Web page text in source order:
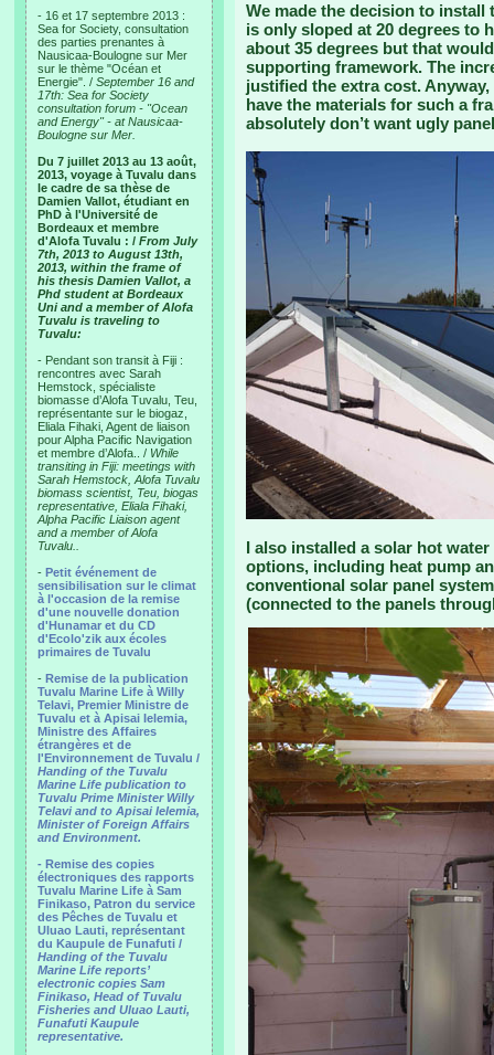
- 16 et 17 septembre 2013 :
Sea for Society, consultation
des parties prenantes à
Nausicaa-Boulogne sur Mer
sur le thème "Océan et
Energie". / September 16 and
17th: Sea for Society
consultation forum - "Ocean
and Energy" - at Nausicaa-
Boulogne sur Mer.
Du 7 juillet 2013 au 13 août,
2013, voyage à Tuvalu dans
le cadre de sa thèse de
Damien Vallot, étudiant en
PhD à l'Université de
Bordeaux et membre
d'Alofa Tuvalu : / From July
7th, 2013 to August 13th,
2013, within the frame of
his thesis Damien Vallot, a
Phd student at Bordeaux
Uni and a member of Alofa
Tuvalu is traveling to
Tuvalu:
- Pendant son transit à Fiji :
rencontres avec Sarah
Hemstock, spécialiste
biomasse d’Alofa Tuvalu, Teu,
représentante sur le biogaz,
Eliala Fihaki, Agent de liaison
pour Alpha Pacific Navigation
et membre d’Alofa.. / While
transiting in Fiji: meetings with
Sarah Hemstock, Alofa Tuvalu
biomass scientist, Teu, biogas
representative, Eliala Fihaki,
Alpha Pacific Liaison agent
and a member of Alofa
Tuvalu..
- Petit événement de
sensibilisation sur le climat
à l'occasion de la remise
d'une nouvelle donation
d'Hunamar et du CD
d'Ecolo'zik aux écoles
primaires de Tuvalu
- Remise de la publication
Tuvalu Marine Life à Willy
Telavi, Premier Ministre de
Tuvalu et à Apisai Ielemia,
Ministre des Affaires
étrangères et de
l'Environnement de Tuvalu /
Handing of the Tuvalu
Marine Life publication to
Tuvalu Prime Minister Willy
Telavi and to Apisai Ielemia,
Minister of Foreign Affairs
and Environment.
- Remise des copies
électroniques des rapports
Tuvalu Marine Life à Sam
Finikaso, Patron du service
des Pêches de Tuvalu et
Uluao Lauti, représentant
du Kaupule de Funafuti /
Handing of the Tuvalu
Marine Life reports’
electronic copies Sam
Finikaso, Head of Tuvalu
Fisheries and Uluao Lauti,
Funafuti Kaupule
representative.
We made the decision to
is only sloped at 20 degrees to
about 35 degrees but that
supporting framework. The
justified the extra cost.
have the materials for such a
absolutely don’t want ugly
I also installed a solar hot
options, including heat pump
conventional solar panel
(connected to the panels